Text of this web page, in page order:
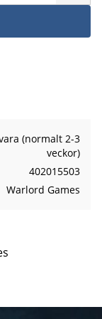
(normalt 2-3
veckor)
402015503
Warlord Games